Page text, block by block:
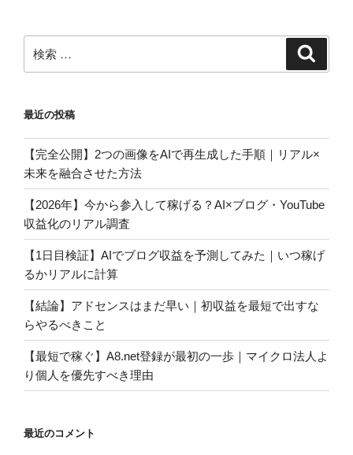
ー
シ
検
索:
最近の投稿
【完全公開】2つの画像をAIで再生成した手順｜リアル×
未来を融合させた方法
【2026年】今から参入して稼げる？AI×ブログ・YouTube
収益化のリアル調査
【1日目検証】AIでブログ収益を予測してみた｜いつ稼げ
るかリアルに計算
【結論】アドセンスはまだ早い｜初収益を最短で出すな
らやるべきこと
【最短で稼ぐ】A8.net登録が最初の一歩｜マイクロ法人よ
り個人を優先すべき理由
最近のコメント